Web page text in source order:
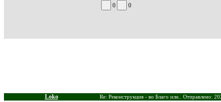
0 0
Loko Re: Реконструкция - во Благо или.. Отправлено: